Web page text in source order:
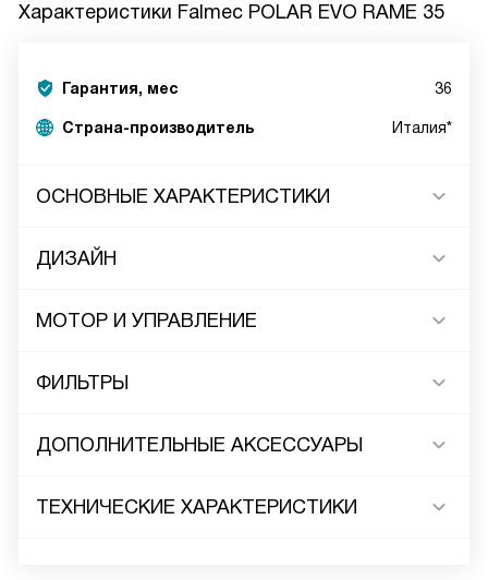
Характеристики Falmec POLAR EVO RAME 35
Гарантия, мес 36
Страна-производитель Италия*
ОСНОВНЫЕ ХАРАКТЕРИСТИКИ
ДИЗАЙН
МОТОР И УПРАВЛЕНИЕ
ФИЛЬТРЫ
ДОПОЛНИТЕЛЬНЫЕ АКСЕССУАРЫ
ТЕХНИЧЕСКИЕ ХАРАКТЕРИСТИКИ